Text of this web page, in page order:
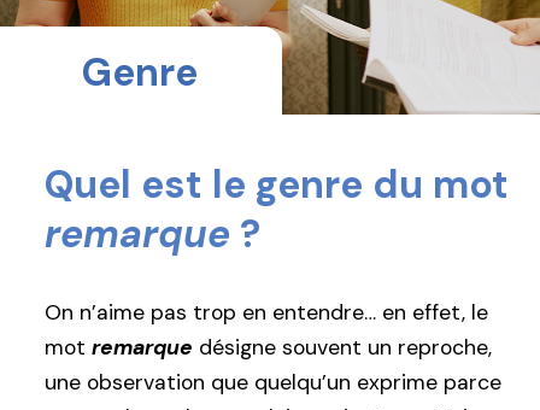
Genre
Quel est le genre du mot
remarque ?
On n’aime pas trop en entendre… en effet, le
mot remarque désigne souvent un reproche,
une observation que quelqu’un exprime parce